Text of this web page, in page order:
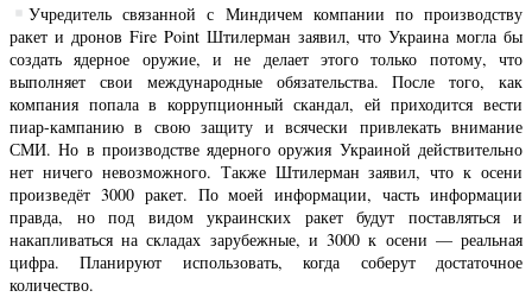
Учредитель связанной с Миндичем компании по производству
ракет и дронов Fire Point Штилерман заявил, что Украина могла бы
создать ядерное оружие, и не делает этого только потому, что
выполняет свои международные обязательства. После того, как
компания попала в коррупционный скандал, ей приходится вести
пиар-кампанию в свою защиту и всячески привлекать внимание
СМИ. Но в производстве ядерного оружия Украиной действительно
нет ничего невозможного. Также Штилерман заявил, что к осени
произведёт 3000 ракет. По моей информации, часть информации
правда, но под видом украинских ракет будут поставляться и
накапливаться на складах зарубежные, и 3000 к осени — реальная
цифра. Планируют использовать, когда соберут достаточное
количество.